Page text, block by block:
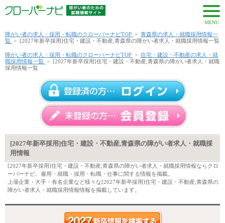
MENU
障がい者の求人・採用・転職のクローバーナビTOP > 青森県の求人・就職採用情報一
覧 > [2027年新卒採用]住宅・建設・不動産,青森県の障がい者求人・就職採用情報一覧
障がい者の求人・採用・転職のクローバーナビTOP > 住宅・建設・不動産の求人・就
職採用情報一覧 > [2027年新卒採用]住宅・建設・不動産,青森県の障がい者求人・就職
採用情報一覧
[2027年新卒採用]住宅・建設・不動産,青森県の障がい者求人・就職採
用情報
[2027年新卒採用]住宅・建設・不動産,青森県の障がい者求人・就職採用情報ならクロ
ーバーナビ。雇用・就職・採用・転職・仕事に関する情報を掲載。
上場企業・大手・有名企業など様々な[2027年新卒採用]住宅・建設・不動産,青森県の
障がい者求人・就職採用情報情報を掲載しています。